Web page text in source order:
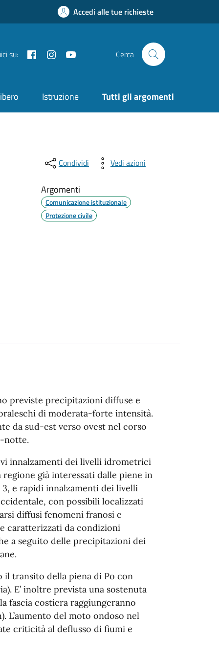
Accedi alle tue richieste
su: FacebookInstagram Cerca
Istruzione Tutti gli argomenti
Condividi Vedi azioni
Argomenti
Comunicazione istituzionale
Protezione civile
previste precipitazioni diffuse e
di moderata-forte intensità.
da sud-est verso ovest nel corso
notte.
innalzamenti dei livelli idrometrici
già interessati dalle piene in
e rapidi innalzamenti dei livelli
con possibili localizzati
diffusi fenomeni franosi e
caratterizzati da condizioni
a seguito delle precipitazioni dei
transito della piena di Po con
E’ inoltre prevista una sostenuta
fascia costiera raggiungeranno
L’aumento del moto ondoso nel
criticità al deflusso di fiumi e